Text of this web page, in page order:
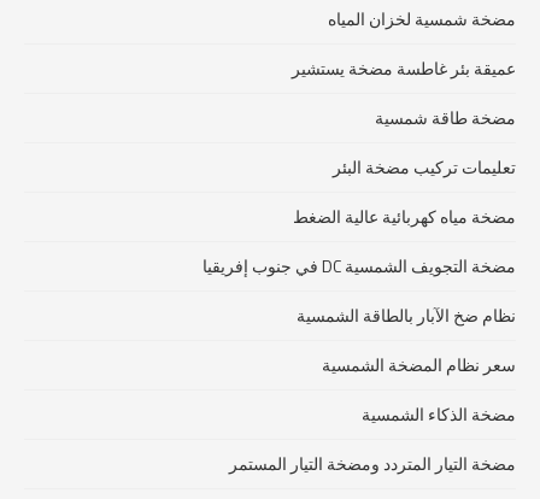
مضخة شمسية لخزان المياه
عميقة بئر غاطسة مضخة يستشير
مضخة طاقة شمسية
تعليمات تركيب مضخة البئر
مضخة مياه كهربائية عالية الضغط
مضخة التجويف الشمسية DC في جنوب إفريقيا
نظام ضخ الآبار بالطاقة الشمسية
سعر نظام المضخة الشمسية
مضخة الذكاء الشمسية
مضخة التيار المتردد ومضخة التيار المستمر